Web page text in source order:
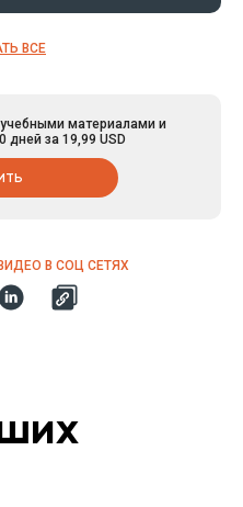
ВСЕ
В СОЦ СЕТЯХ
материалами и
дней за 19,99 USD